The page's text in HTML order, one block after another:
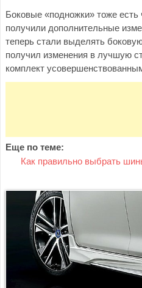
Боковые «подножки» тоже
получили дополнительные
теперь стали выделять
получил изменения в лучшую
комплект
Еще по теме:
Как правильно выбрать